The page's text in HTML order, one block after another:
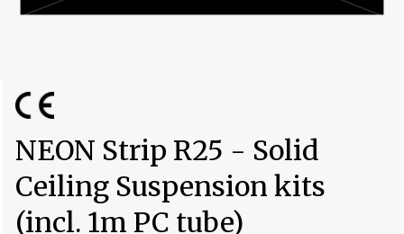
NEON Strip R25 - Solid
Ceiling Suspension kits
(incl. 1m PC tube)